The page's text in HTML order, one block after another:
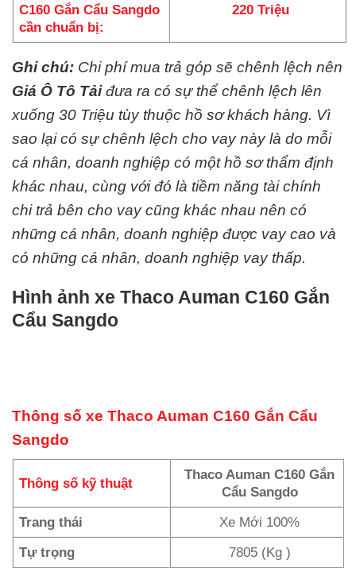
C160 Gắn Cẩu Sangdo
cần chuẩn bị:
220 Triệu
Ghi chú: Chi phí mua trả góp sẽ chênh lệch nên
Giá Ô Tô Tảiđưa ra có sự thể chênh lệch lên
xuống 30 Triệu tùy thuộc hồ sơ khách hàng. Vì
sao lại có sự chênh lệch cho vay này là do mỗi
cá nhân, doanh nghiệp có một hồ sơ thẩm định
khác nhau, cùng với đó là tiềm năng tài chính
chi trả bên cho vay cũng khác nhau nên có
những cá nhân, doanh nghiệp được vay cao và
có những cá nhân, doanh nghiệp vay thấp.
Hình ảnh xe Thaco Auman C160 Gắn
Cẩu Sangdo
Thông số xe Thaco Auman C160 Gắn Cẩu
Sangdo
Thông số kỹ thuật
Thaco Auman C160 Gắn
Cẩu Sangdo
Trang thái
Xe Mới 100%
Tự trọng
7805 (Kg )